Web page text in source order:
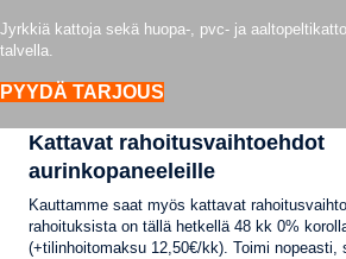
Jyrkkiä kattoja sekä huopa-, pvc- ja
talvella.
PYYDÄ TARJOUS
Kattavat rahoitusvaihtoehdot
aurinkopaneeleille
Kauttamme saat myös kattavat
rahoituksista on tällä hetkellä 48 kk 0%
(+tilinhoitomaksu 12,50€/kk). Toimi nopeasti,